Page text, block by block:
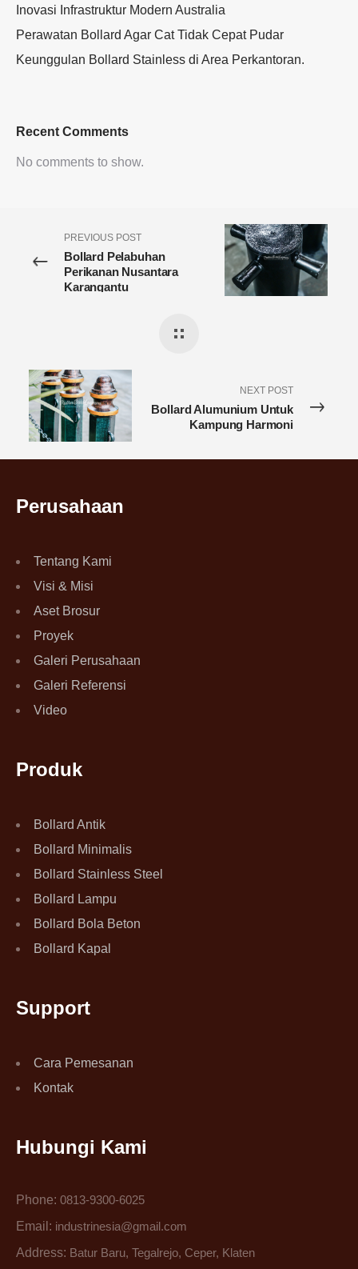
Inovasi Infrastruktur Modern Australia
Perawatan Bollard Agar Cat Tidak Cepat Pudar
Keunggulan Bollard Stainless di Area Perkantoran.
Recent Comments
No comments to show.
PREVIOUS POST
Bollard Pelabuhan
Perikanan Nusantara
Karangantu
NEXT POST
Bollard Alumunium Untuk
Kampung Harmoni
Perusahaan
Tentang Kami
Visi & Misi
Aset Brosur
Proyek
Galeri Perusahaan
Galeri Referensi
Video
Produk
Bollard Antik
Bollard Minimalis
Bollard Stainless Steel
Bollard Lampu
Bollard Bola Beton
Bollard Kapal
Support
Cara Pemesanan
Kontak
Hubungi Kami
Phone: 0813-9300-6025
Email: industrinesia@gmail.com
Address: Batur Baru, Tegalrejo, Ceper, Klaten